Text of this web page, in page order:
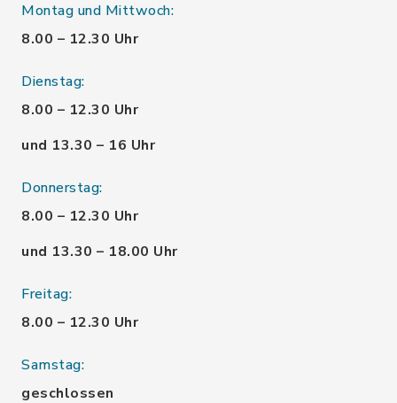
Montag und Mittwoch:
8.00 – 12.30 Uhr
Dienstag:
8.00 – 12.30 Uhr
und 13.30 – 16 Uhr
Donnerstag:
8.00 – 12.30 Uhr
und 13.30 – 18.00 Uhr
Freitag:
8.00 – 12.30 Uhr
Samstag:
geschlossen